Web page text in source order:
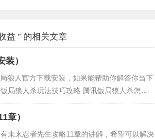
益 ” 的相关文章
）
狼人官方下载安装，如果能帮助你解答你当下
局狼人杀玩法技巧攻略 腾讯饭局狼人杀怎么
意事项 3、饭局狼人杀12人局规则攻略是什么
章）
未来忍者先生攻略11章的讲解，希望可以解决